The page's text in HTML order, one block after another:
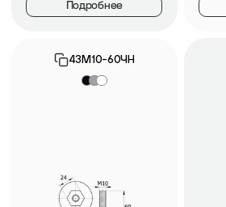
Подробнее
43М10-60ЧН